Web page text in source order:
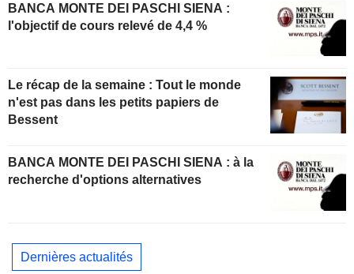
BANCA MONTE DEI PASCHI SIENA :
l'objectif de cours relevé de 4,4 %
Le récap de la semaine : Tout le monde
n'est pas dans les petits papiers de
Bessent
BANCA MONTE DEI PASCHI SIENA : à la
recherche d'options alternatives
Dernières actualités